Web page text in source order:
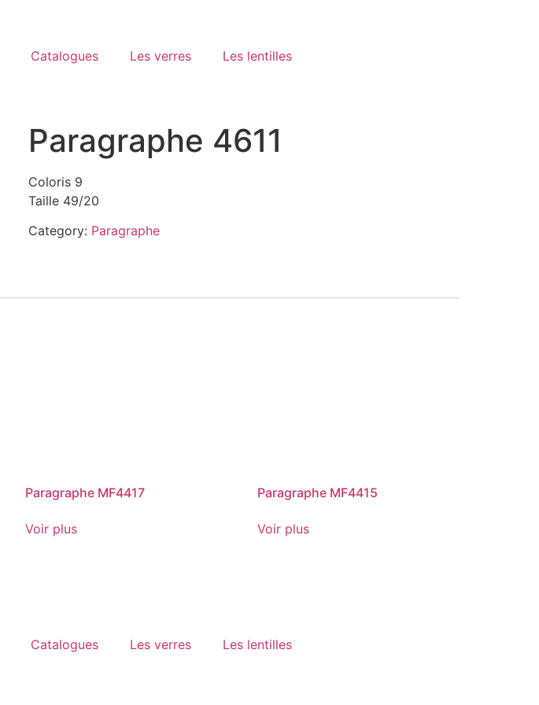
Catalogues Les verres Les lentilles
Paragraphe 4611
Coloris 9
Taille 49/20
Category: Paragraphe
Paragraphe MF4417
Voir plus
Paragraphe MF4415
Voir plus
Catalogues Les verres Les lentilles